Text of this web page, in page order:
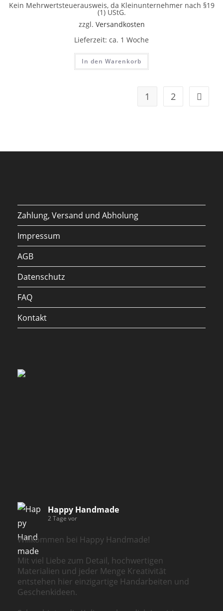
Kein Mehrwertsteuerausweis, da Kleinunternehmer nach §19
(1) UStG.
zzgl. Versandkosten
Lieferzeit: ca. 1 Woche
In den Warenkorb
1 2
Zahlung, Versand und Abholung
Impressum
AGB
Datenschutz
FAQ
Kontakt
Happy Handmade
2 Tage vor
Willkommen bei Happy Handmade!
Mit viel Liebe zum Detail, hochwertigen
Materialien und jeder Menge Kreativität
entstehen hier einzigartige Handarbeiten und
Geschenkideen.